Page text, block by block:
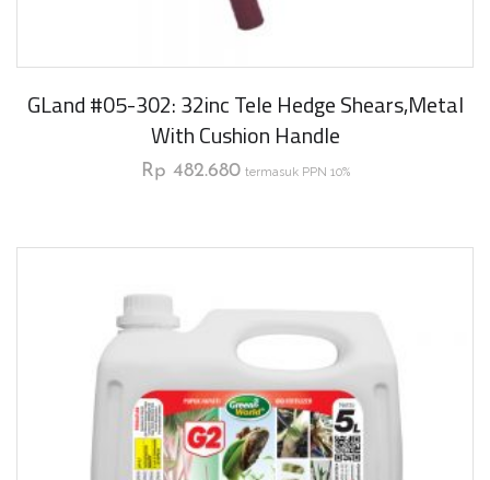
GLand #05-302: 32inc Tele Hedge Shears,Metal
With Cushion Handle
Rp 482.680 termasuk PPN 10%